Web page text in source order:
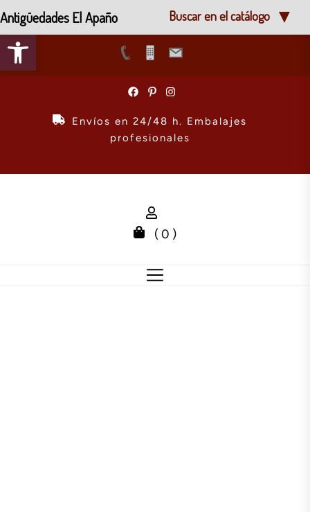
Abrir barra de herramientas
Envíos en 24/48 h. Embalajes
profesionales
( 0 )
Antigüedades El Apaño Buscar en el catálogo